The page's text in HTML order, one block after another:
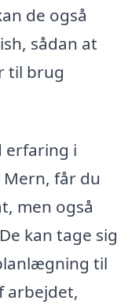
de også
sådan at
til brug
erfaring i
får du
men også
kan tage sig
til
arbejdet,